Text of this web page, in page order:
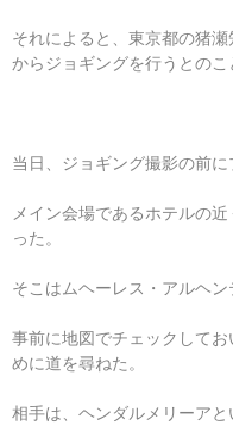
それによると、東京都の猪
からジョギングを行うとのこ
当日、ジョギング撮影の前に
メイン会場であるホテルの
った。
そこはムヘーレス・アルヘン
事前に地図でチェックして
めに道を尋ねた。
相手は、ヘンダルメリーアと